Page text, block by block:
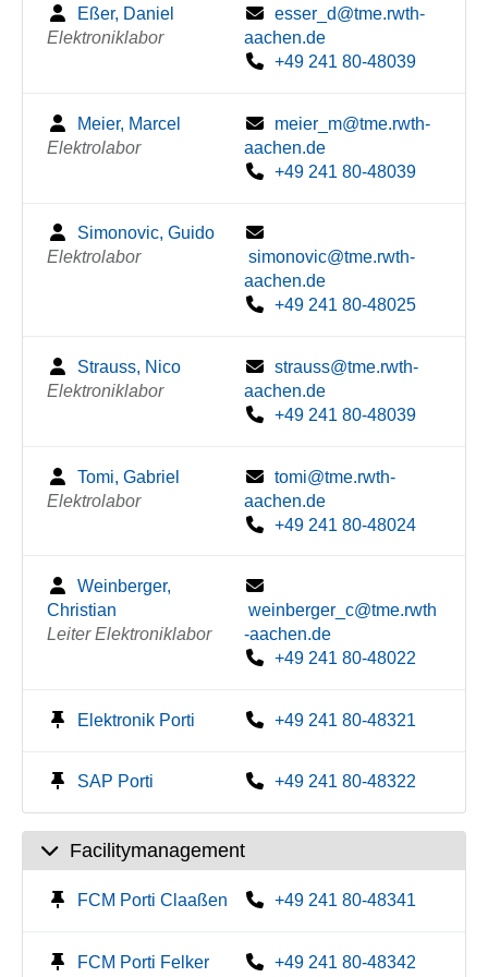
Eßer, Daniel
Elektroniklabor
esser_d@tme.rwth-
aachen.de
+49 241 80-48039
Meier, Marcel
Elektrolabor
meier_m@tme.rwth-
aachen.de
+49 241 80-48039
Simonovic, Guido
Elektrolabor
simonovic@tme.rwth-
aachen.de
+49 241 80-48025
Strauss, Nico
Elektroniklabor
strauss@tme.rwth-
aachen.de
+49 241 80-48039
Tomi, Gabriel
Elektrolabor
tomi@tme.rwth-
aachen.de
+49 241 80-48024
Weinberger,
Christian
Leiter Elektroniklabor
weinberger_c@tme.rwth
-aachen.de
+49 241 80-48022
Elektronik Porti +49 241 80-48321
SAP Porti +49 241 80-48322
Facilitymanagement
FCM Porti Claaßen +49 241 80-48341
FCM Porti Felker +49 241 80-48342